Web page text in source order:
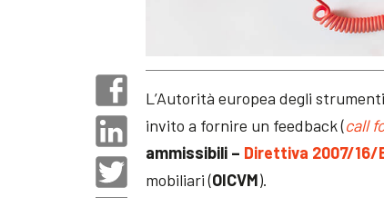
L’Autorità europea degli
invito a fornire un feedback (call
ammissibili – Direttiva 2007/16/
mobiliari (OICVM).